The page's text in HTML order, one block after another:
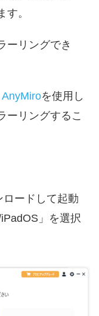
。
ーリングでき
AnyMiroを使用し
ーリングするこ
ードして起動
」を選択